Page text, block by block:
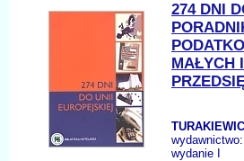
274 DNI
MAŁYCH
wydanie I